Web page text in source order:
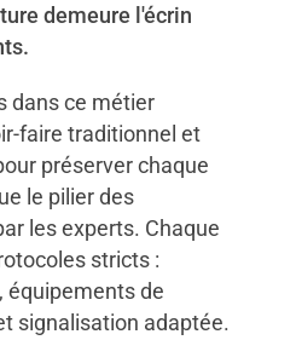
demeure l'écrin
dans ce métier
faire traditionnel et
préserver chaque
le pilier des
les experts. Chaque
stricts :
équipements de
signalisation adaptée.